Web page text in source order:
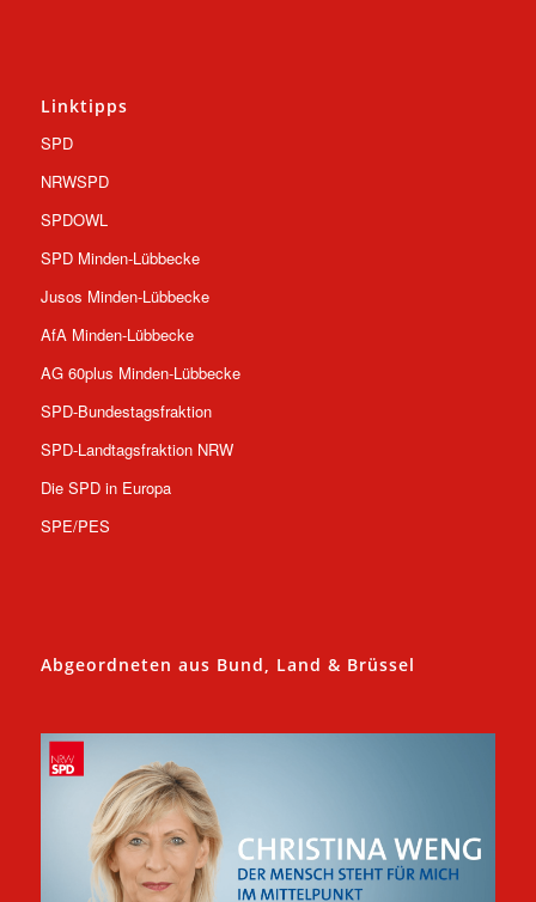
Linktipps
SPD
NRWSPD
SPDOWL
SPD Minden-Lübbecke
Jusos Minden-Lübbecke
AfA Minden-Lübbecke
AG 60plus Minden-Lübbecke
SPD-Bundestagsfraktion
SPD-Landtagsfraktion NRW
Die SPD in Europa
SPE/PES
Abgeordneten aus Bund, Land & Brüssel